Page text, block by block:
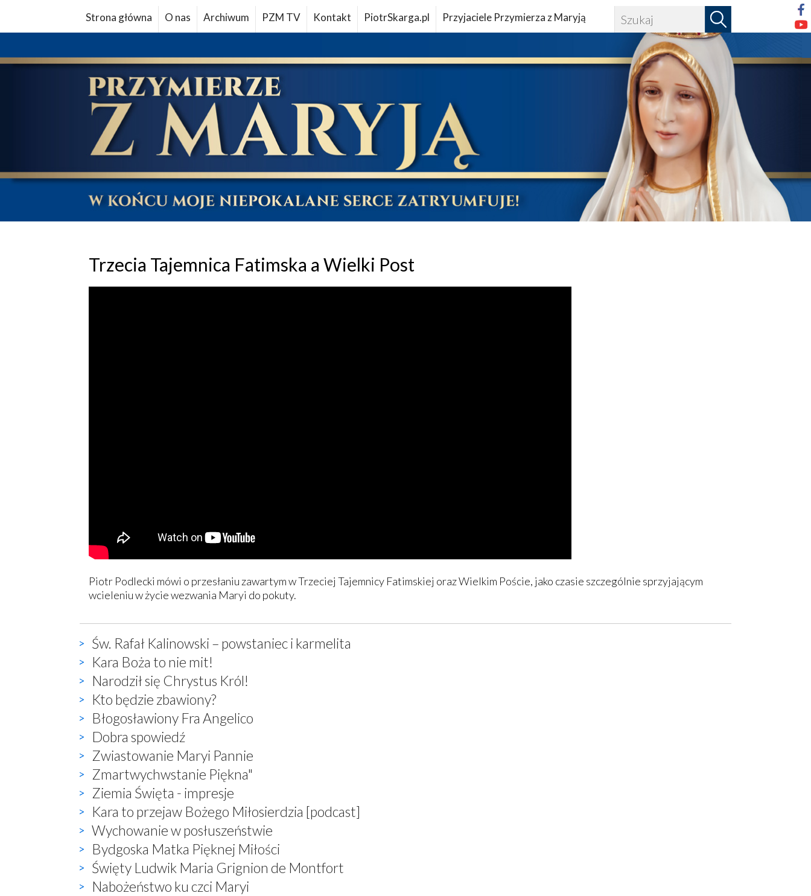
Strona główna O nas Archiwum PZM TV Kontakt PiotrSkarga.pl Przyjaciele Przymierza z Maryją
Trzecia Tajemnica Fatimska a Wielki Post
Piotr Podlecki mówi o przesłaniu zawartym w Trzeciej Tajemnicy Fatimskiej oraz Wielkim Poście, jako czasie szczególnie sprzyjającym
wcieleniu w życie wezwania Maryi do pokuty.
Św. Rafał Kalinowski – powstaniec i karmelita
Kara Boża to nie mit!
Narodził się Chrystus Król!
Kto będzie zbawiony?
Błogosławiony Fra Angelico
Dobra spowiedź
Zwiastowanie Maryi Pannie
Zmartwychwstanie Piękna"
Ziemia Święta - impresje
Kara to przejaw Bożego Miłosierdzia [podcast]
Wychowanie w posłuszeństwie
Bydgoska Matka Pięknej Miłości
Święty Ludwik Maria Grignion de Montfort
Nabożeństwo ku czci Maryi